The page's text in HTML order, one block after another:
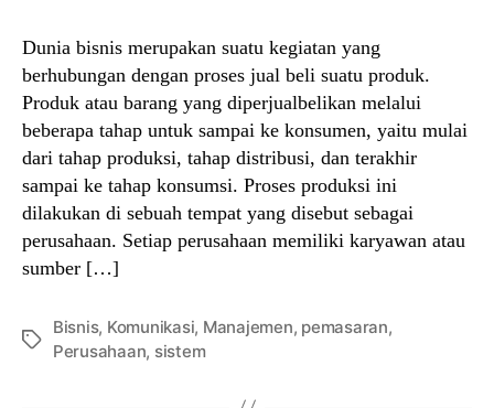
Dunia bisnis merupakan suatu kegiatan yang
berhubungan dengan proses jual beli suatu produk.
Produk atau barang yang diperjualbelikan melalui
beberapa tahap untuk sampai ke konsumen, yaitu mulai
dari tahap produksi, tahap distribusi, dan terakhir
sampai ke tahap konsumsi. Proses produksi ini
dilakukan di sebuah tempat yang disebut sebagai
perusahaan. Setiap perusahaan memiliki karyawan atau
sumber […]
Tags
Bisnis, Komunikasi, Manajemen, pemasaran,
Perusahaan, sistem